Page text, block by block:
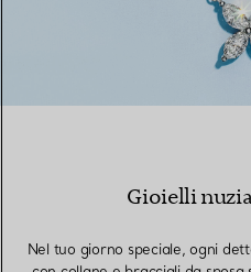
Gioielli
Nel tuo giorno speciale, ogni